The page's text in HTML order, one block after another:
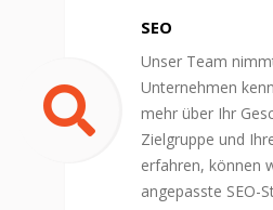
SEO
Unser Team
Unternehmen
mehr über Ihr
Zielgruppe und
erfahren, können
angepasste SEO-